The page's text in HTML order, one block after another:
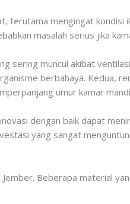
terutama mengingat kondisi
masalah serius jika
sering muncul akibat
berbahaya. Kedua,
umur kamar
dengan baik dapat
yang sangat
Beberapa material